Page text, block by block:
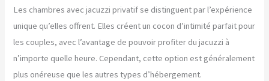
Les chambres avec jacuzzi privatif se distinguent par l’expérience
unique qu’elles offrent. Elles créent un cocon d’intimité parfait pour
les couples, avec l’avantage de pouvoir profiter du jacuzzi à
n’importe quelle heure. Cependant, cette option est généralement
plus onéreuse que les autres types d’hébergement.